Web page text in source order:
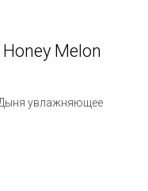
Melon
увлажняющее